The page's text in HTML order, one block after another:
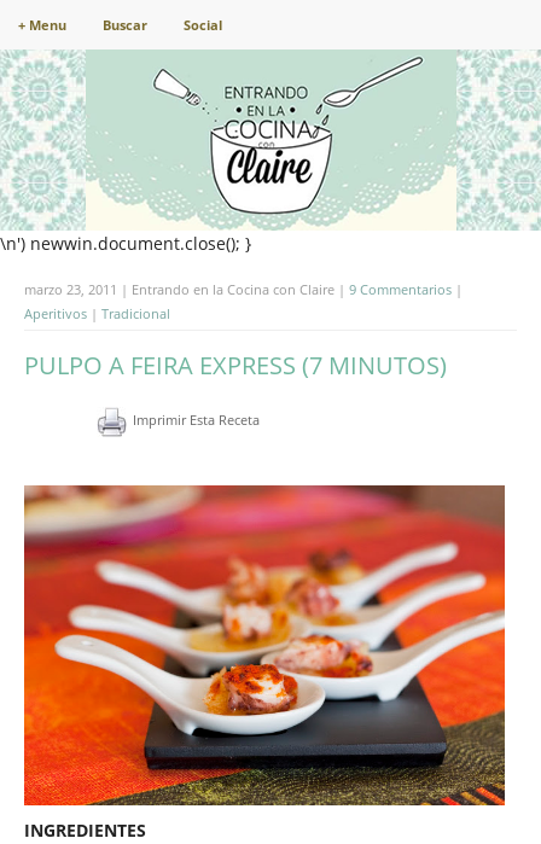
+ Menu Buscar Social
\n') newwin.document.close(); }
marzo 23, 2011 | Entrando en la Cocina con Claire | 9 Commentarios |
Aperitivos | Tradicional
PULPO A FEIRA EXPRESS (7 MINUTOS)
Imprimir Esta Receta
INGREDIENTES